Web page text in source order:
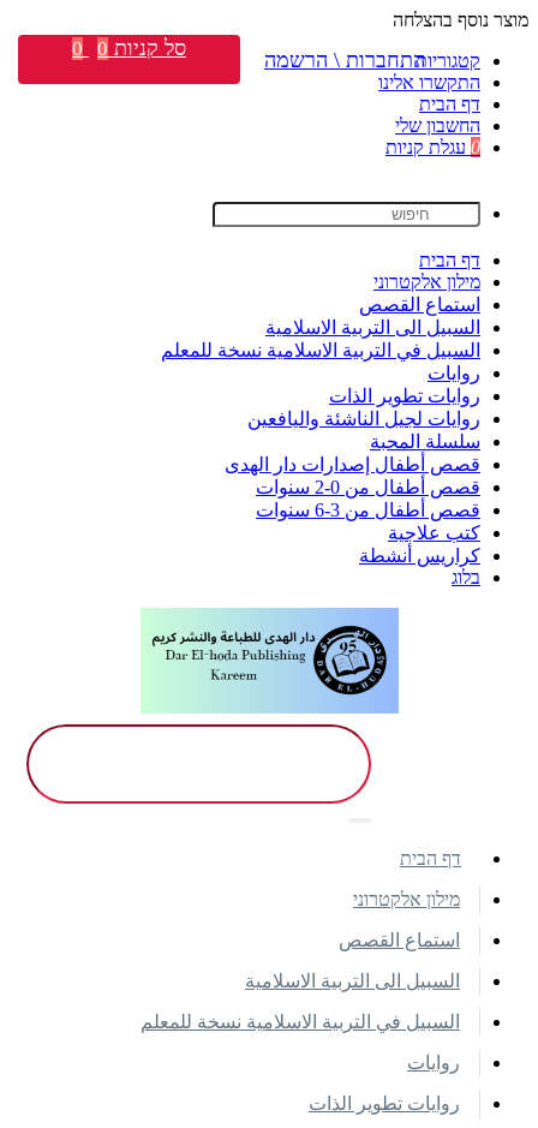
מוצר נוסף בהצלחה
קטגוריות
התקשרו אלינו
דף הבית
החשבון שלי
0 עגלת קניות
דף הבית
מילון אלקטרוני
استماع القصص
السبيل الى التربية الاسلامية
السبيل في التربية الاسلامية نسخة للمعلم
روايات
روايات تطوير الذات
روايات لجيل الناشئة واليافعين
سلسلة المحبة
قصص أطفال إصدارات دار الهدى
قصص أطفال من 0-2 سنوات
قصص أطفال من 3-6 سنوات
كتب علاجية
كراريس أنشطة
בלוג
התחברות \ הרשמה סל קניות 0
0
דף הבית
מילון אלקטרוני
استماع القصص
السبيل الى التربية الاسلامية
السبيل في التربية الاسلامية نسخة للمعلم
روايات
روايات تطوير الذات